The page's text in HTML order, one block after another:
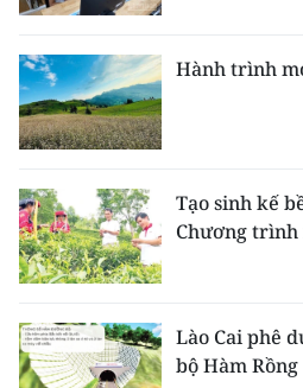
54 DÂN TỘC VIỆT NAM
CHƯƠNG TRÌNH OCOP - MỖI XÃ
MỘT SẢN PHẨM
RADIO
MEDIA CENTER
E-Magazine
Hành trình
Tạo sinh kế
Chương trình
Lào Cai phê
bộ Hàm Rồng